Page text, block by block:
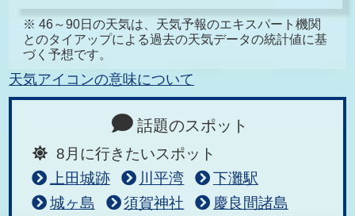
※ 46～90日の天気は、天気予報のエキスパート機関
とのタイアップによる過去の天気データの統計値に基
づく予想です。
天気アイコンの意味について
話題のスポット
8月に行きたいスポット
上田城跡
川平湾
下灘駅
城ヶ島
須賀神社
慶良間諸島